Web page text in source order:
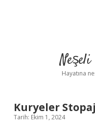
Hayatına
Kuryeler
Tarih: Ekim 1, 2024